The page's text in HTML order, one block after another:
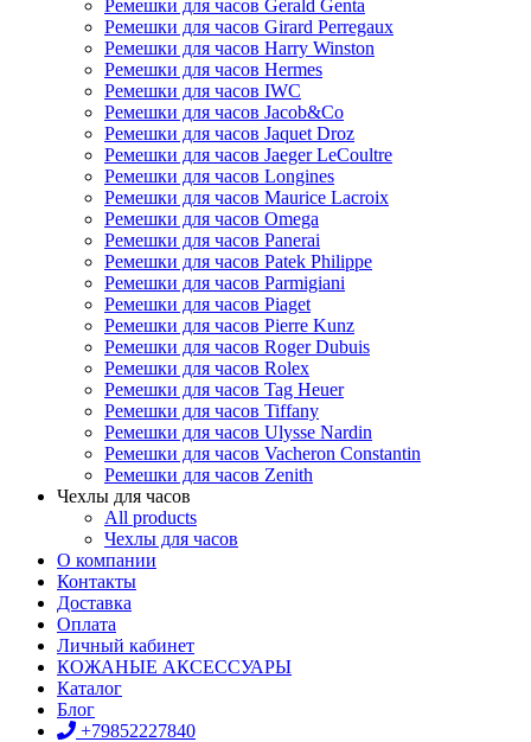
Ремешки для часов Gerald Genta
Ремешки для часов Girard Perregaux
Ремешки для часов Harry Winston
Ремешки для часов Hermes
Ремешки для часов IWC
Ремешки для часов Jacob&Co
Ремешки для часов Jaquet Droz
Ремешки для часов Jaeger LeCoultre
Ремешки для часов Longines
Ремешки для часов Maurice Lacroix
Ремешки для часов Omega
Ремешки для часов Panerai
Ремешки для часов Patek Philippe
Ремешки для часов Parmigiani
Ремешки для часов Piaget
Ремешки для часов Pierre Kunz
Ремешки для часов Roger Dubuis
Ремешки для часов Rolex
Ремешки для часов Tag Heuer
Ремешки для часов Tiffany
Ремешки для часов Ulysse Nardin
Ремешки для часов Vacheron Constantin
Ремешки для часов Zenith
Чехлы для часов
All products
Чехлы для часов
О компании
Контакты
Доставка
Оплата
Личный кабинет
КОЖАНЫЕ АКСЕССУАРЫ
Каталог
Блог
+79852227840